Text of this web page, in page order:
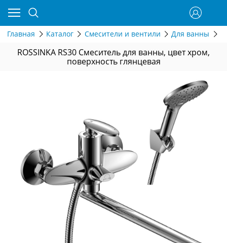
Главная Каталог Смесители и вентили Для ванны
ROSSINKA RS30 Смеситель для ванны, цвет хром,
поверхность глянцевая